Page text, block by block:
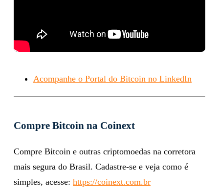
Acompanhe o Portal do Bitcoin no LinkedIn
Compre Bitcoin na Coinext
Compre Bitcoin e outras criptomoedas na corretora
mais segura do Brasil. Cadastre-se e veja como é
simples, acesse: https://coinext.com.br